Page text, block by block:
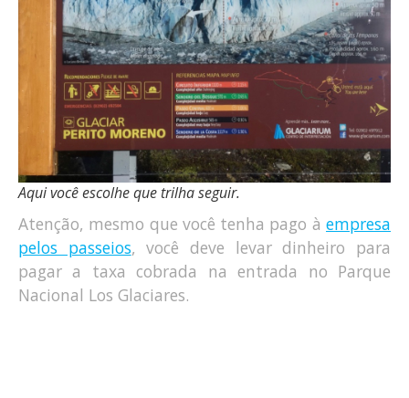
Aqui você escolhe que trilha seguir.
Atenção, mesmo que você tenha pago à empresa
pelos passeios, você deve levar dinheiro para
pagar a taxa cobrada na entrada no Parque
Nacional Los Glaciares.